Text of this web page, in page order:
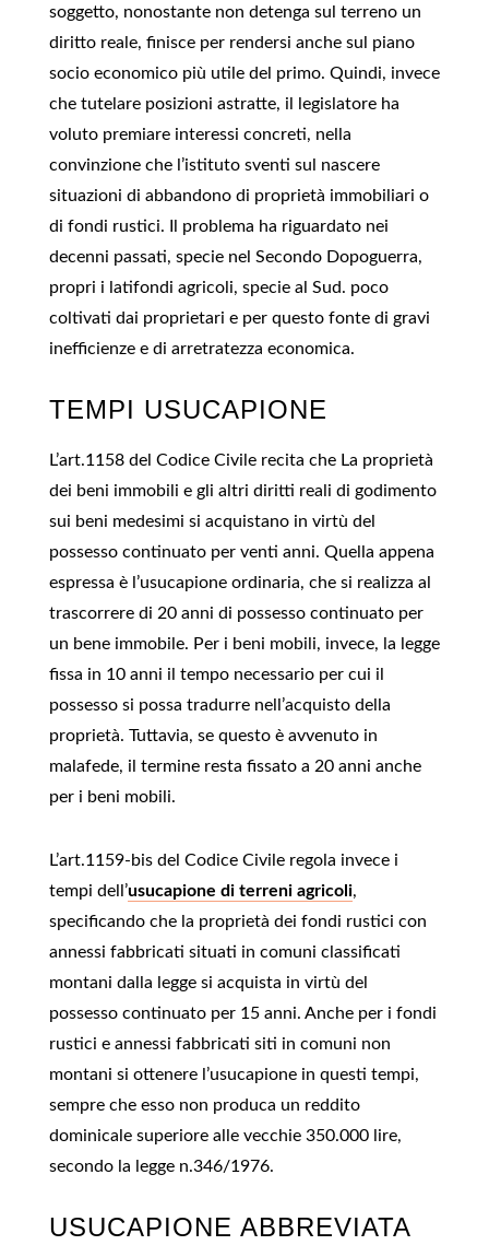
soggetto, nonostante non detenga sul terreno un
diritto reale, finisce per rendersi anche sul piano
socio economico più utile del primo. Quindi, invece
che tutelare posizioni astratte, il legislatore ha
voluto premiare interessi concreti, nella
convinzione che l’istituto sventi sul nascere
situazioni di abbandono di proprietà immobiliari o
di fondi rustici. Il problema ha riguardato nei
decenni passati, specie nel Secondo Dopoguerra,
propri i latifondi agricoli, specie al Sud. poco
coltivati dai proprietari e per questo fonte di gravi
inefficienze e di arretratezza economica.
TEMPI USUCAPIONE
L’art.1158 del Codice Civile recita che La proprietà
dei beni immobili e gli altri diritti reali di godimento
sui beni medesimi si acquistano in virtù del
possesso continuato per venti anni. Quella appena
espressa è l’usucapione ordinaria, che si realizza al
trascorrere di 20 anni di possesso continuato per
un bene immobile. Per i beni mobili, invece, la legge
fissa in 10 anni il tempo necessario per cui il
possesso si possa tradurre nell’acquisto della
proprietà. Tuttavia, se questo è avvenuto in
malafede, il termine resta fissato a 20 anni anche
per i beni mobili.
L’art.1159-bis del Codice Civile regola invece i
tempi dell’usucapione di terreni agricoli,
specificando che la proprietà dei fondi rustici con
annessi fabbricati situati in comuni classificati
montani dalla legge si acquista in virtù del
possesso continuato per 15 anni. Anche per i fondi
rustici e annessi fabbricati siti in comuni non
montani si ottenere l’usucapione in questi tempi,
sempre che esso non produca un reddito
dominicale superiore alle vecchie 350.000 lire,
secondo la legge n.346/1976.
USUCAPIONE ABBREVIATA